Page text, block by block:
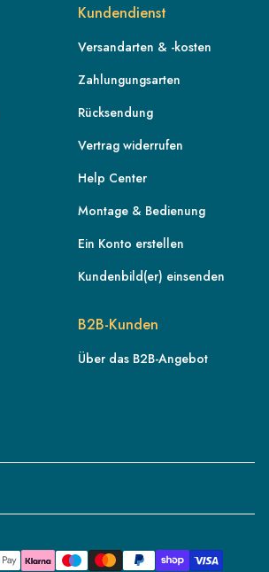
Kundendienst
Versandarten & -kosten
Zahlungungsarten
Rücksendung
Vertrag widerrufen
Help Center
Montage & Bedienung
Ein Konto erstellen
Kundenbild(er) einsenden
B2B-Kunden
Über das B2B-Angebot